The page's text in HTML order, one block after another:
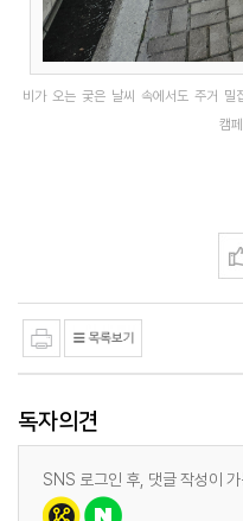
비가 오는 궂은 날씨 속에서도 주거 밀
캠
독자의견
SNS 로그인 후, 댓글 작성이